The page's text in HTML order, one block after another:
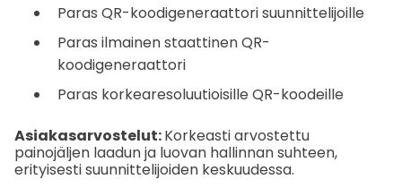
Paras QR-koodigeneraattori suunnittelijoille
Paras ilmainen staattinen QR-
koodigeneraattori
Paras korkearesoluutioisille QR-koodeille
Asiakasarvostelut:Korkeasti arvostettu
painojäljen laadun ja luovan hallinnan suhteen,
erityisesti suunnittelijoiden keskuudessa.